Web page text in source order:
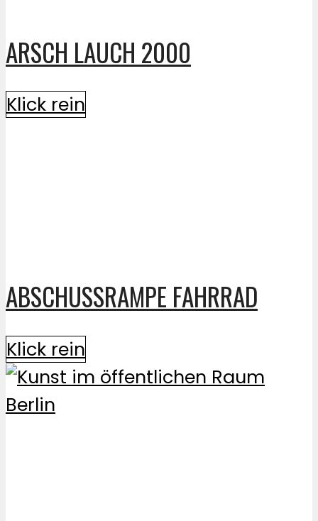
ARSCH LAUCH 2000
Klick rein
ABSCHUSSRAMPE FAHRRAD
Klick rein